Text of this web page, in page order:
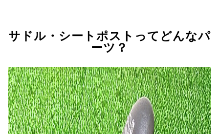
サドル・シートポストってどんなパ
ーツ？